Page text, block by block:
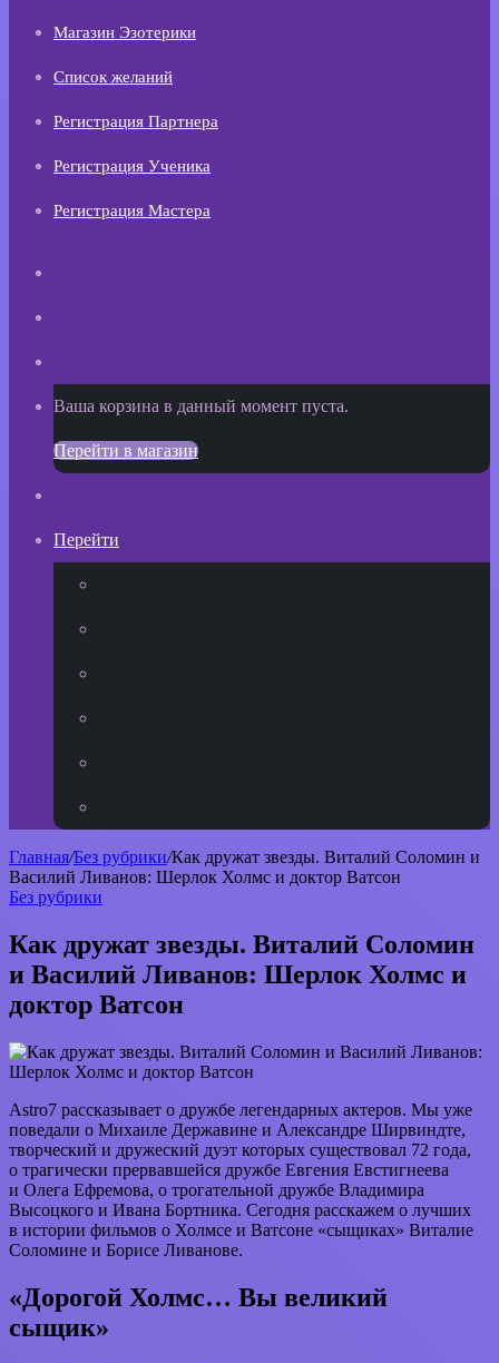
Магазин Эзотерики
Список желаний
Регистрация Партнера
Регистрация Ученика
Регистрация Мастера
Просмотреть
корзину
Ваша корзина в данный момент пуста.
Перейти в магазин
Перейти
Главная/Без рубрики/Как дружат звезды. Виталий Соломин и
Василий Ливанов: Шерлок Холмс и доктор Ватсон
Без рубрики
Как дружат звезды. Виталий Соломин
и Василий Ливанов: Шерлок Холмс и
доктор Ватсон
Astro7 рассказывает о дружбе легендарных актеров. Мы уже
поведали о Михаиле Державине и Александре Ширвиндте,
творческий и дружеский дуэт которых существовал 72 года,
о трагически прервавшейся дружбе Евгения Евстигнеева
и Олега Ефремова, о трогательной дружбе Владимира
Высоцкого и Ивана Бортника. Сегодня расскажем о лучших
в истории фильмов о Холмсе и Ватсоне «сыщиках» Виталие
Соломине и Борисе Ливанове.
«Дорогой Холмс… Вы великий
сыщик»